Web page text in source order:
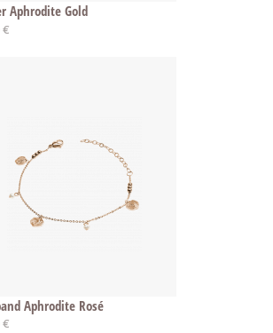
Aphrodite Gold
€
Aphrodite Rosé
€